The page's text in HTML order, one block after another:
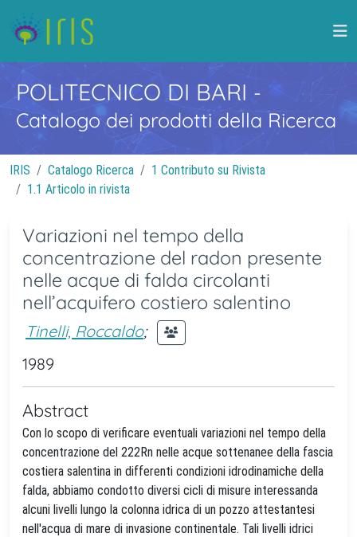
POLITECNICO DI BARI -
Catalogo dei prodotti della Ricerca
IRIS Catalogo Ricerca
1 Contributo su Rivista
1.1 Articolo in rivista
Variazioni nel tempo della
concentrazione del radon presente
nelle acque di falda circolanti
nell’acquifero costiero salentino
Tinelli, Roccaldo;
1989
Abstract
Con lo scopo di verificare eventuali variazioni nel tempo della
concentrazione del 222Rn nelle acque sottenanee della fascia
costiera salentina in differenti condizioni idrodinamiche della
falda, abbiamo condotto diversi cicli di misure interessanda
alcuni livelli lungo la colonna idrica di un pozzo attestantesi
nell'acqua di mare di invasione continentale. Tali livelli idrici